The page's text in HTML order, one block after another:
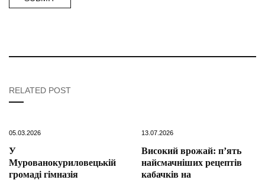
RELATED POST
05.03.2026
У
Мурованокуриловецькій
громаді гімназія
13.07.2026
Високий врожай: п’ять
найсмачніших рецептів
кабачків на